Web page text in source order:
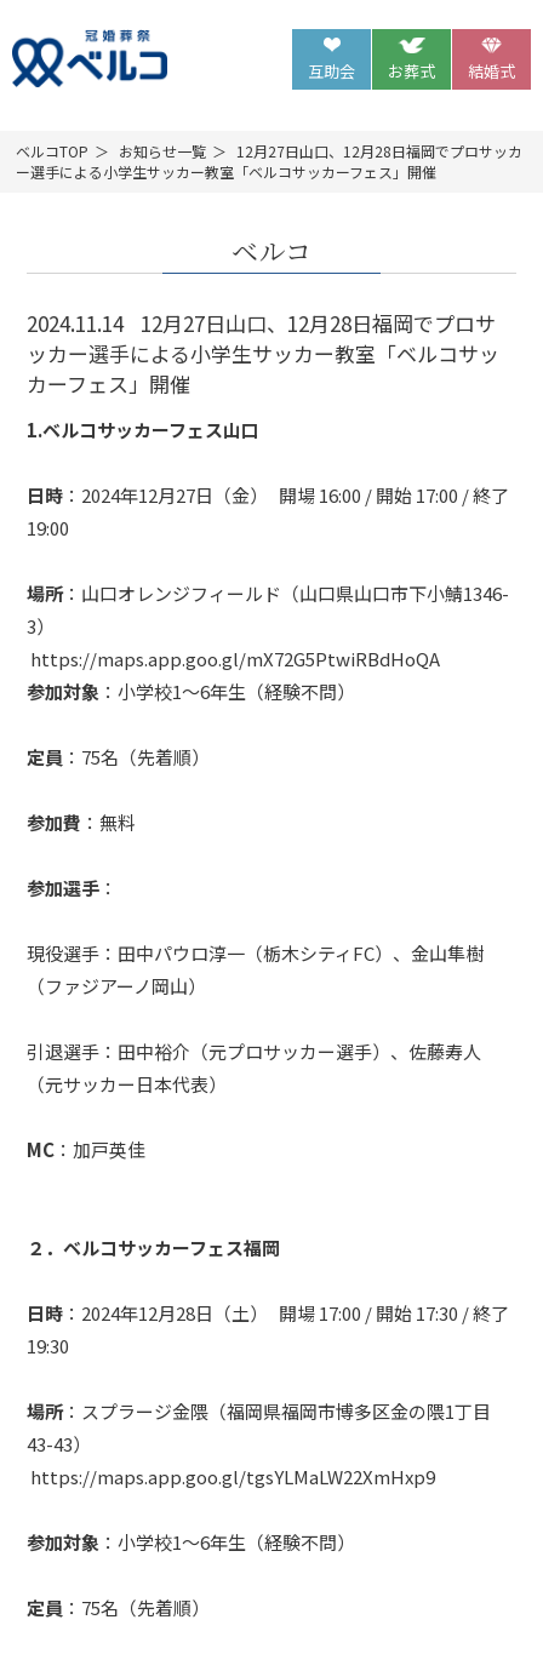
互助会 お葬式 結婚式
ベルコTOP お知らせ一覧
12月27日山口、12月28日福岡でプロサッカ
ー選手による小学生サッカー教室「ベルコサッカーフェス」開催
ベルコ
2024.11.14 12月27日山口、12月28日福岡でプロサ
ッカー選手による小学生サッカー教室「ベルコサッ
カーフェス」開催
1.ベルコサッカーフェス山口
日時 ：2024年12月27日（金） 開場 16:00 / 開始 17:00 / 終了
19:00
場所：山口オレンジフィールド（山口県山口市下小鯖1346-
3）
https://maps.app.goo.gl/mX72G5PtwiRBdHoQA
参加対象 ：小学校1〜6年生（経験不問）
定員 ：75名（先着順）
参加費 ：無料
参加選手 ：
現役選手：田中パウロ淳一（栃木シティFC）、金山隼樹
（ファジアーノ岡山）
引退選手：田中裕介（元プロサッカー選手）、佐藤寿人
（元サッカー日本代表）
MC ：加戸英佳
２．ベルコサッカーフェス福岡
日時 ：2024年12月28日（土） 開場 17:00 / 開始 17:30 / 終了
19:30
場所：スプラージ金隈（福岡県福岡市博多区金の隈1丁目
43-43）
https://maps.app.goo.gl/tgsYLMaLW22XmHxp9
参加対象 ：小学校1〜6年生（経験不問）
定員 ：75名（先着順）